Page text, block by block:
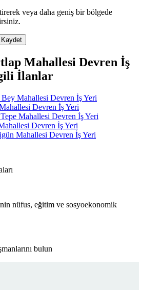
veya daha geniş bir bölgede
Kaydet
Mahallesi Devren İş
İlanlar
Mahallesi Devren İş Yeri
Devren İş Yeri
Mahallesi Devren İş Yeri
Devren İş Yeri
Mahallesi Devren İş Yeri
nüfus, eğitim ve sosyoekonomik
bulun